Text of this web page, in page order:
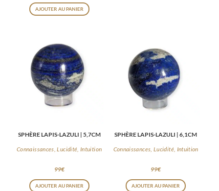
AJOUTER AU PANIER
SPHÈRE LAPIS-LAZULI | 5,7CM
Connaissances, Lucidité, Intuition
99€
AJOUTER AU PANIER
SPHÈRE LAPIS-LAZULI | 6,1CM
Connaissances, Lucidité, Intuition
99€
AJOUTER AU PANIER